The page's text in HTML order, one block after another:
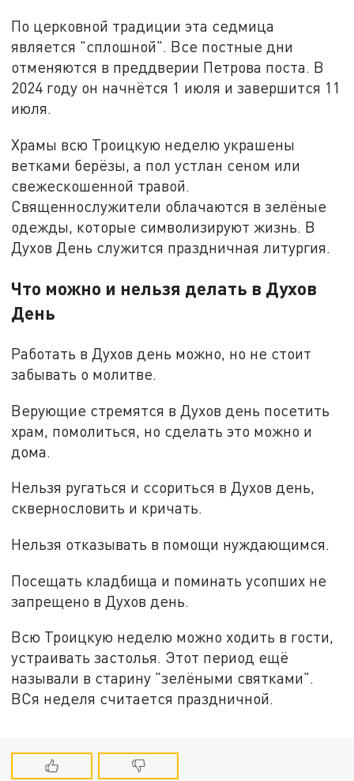
По церковной традиции эта седмица
является "сплошной". Все постные дни
отменяются в преддверии Петрова поста. В
2024 году он начнётся 1 июля и завершится 11
июля.
Храмы всю Троицкую неделю украшены
ветками берёзы, а пол устлан сеном или
свежескошенной травой.
Священнослужители облачаются в зелёные
одежды, которые символизируют жизнь. В
Духов День служится праздничная литургия.
Что можно и нельзя делать в Духов
День
Работать в Духов день можно, но не стоит
забывать о молитве.
Верующие стремятся в Духов день посетить
храм, помолиться, но сделать это можно и
дома.
Нельзя ругаться и ссориться в Духов день,
сквернословить и кричать.
Нельзя отказывать в помощи нуждающимся.
Посещать кладбища и поминать усопших не
запрещено в Духов день.
Всю Троицкую неделю можно ходить в гости,
устраивать застолья. Этот период ещё
называли в старину "зелёными святками".
ВСя неделя считается праздничной.